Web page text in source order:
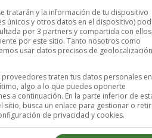
tratarán y la información de tu dispositivo
únicos y otros datos en el dispositivo)
por 3 partners y compartida con
por este sitio. Tanto nosotros como
usar datos precisos de
proveedores traten tus datos personales en
algo a lo que puedes oponerte
a continuación. En la parte inferior de
sitio, busca un enlace para gestionar o
de privacidad y cookies.